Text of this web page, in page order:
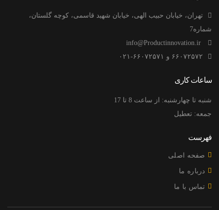
تهران، خیابان حبیب الهی، خیابان شهید قاسمی، کوچه گلستان،
شماره7
۶۶۰۷۲۵۷۲ و ۶۶۰۷۲۵۷۱-۰۲۱
ساعات کاری
شنبه تا چهارشنبه: از ساعت 8 تا 17
جمعه: تعطیل
فهرست
صفحه اصلی
درباره ما
تماس با ما